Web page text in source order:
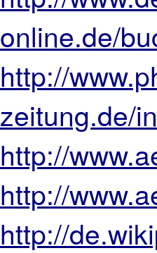
online.de/
http://
zeitung.de/
http://
http://
http://